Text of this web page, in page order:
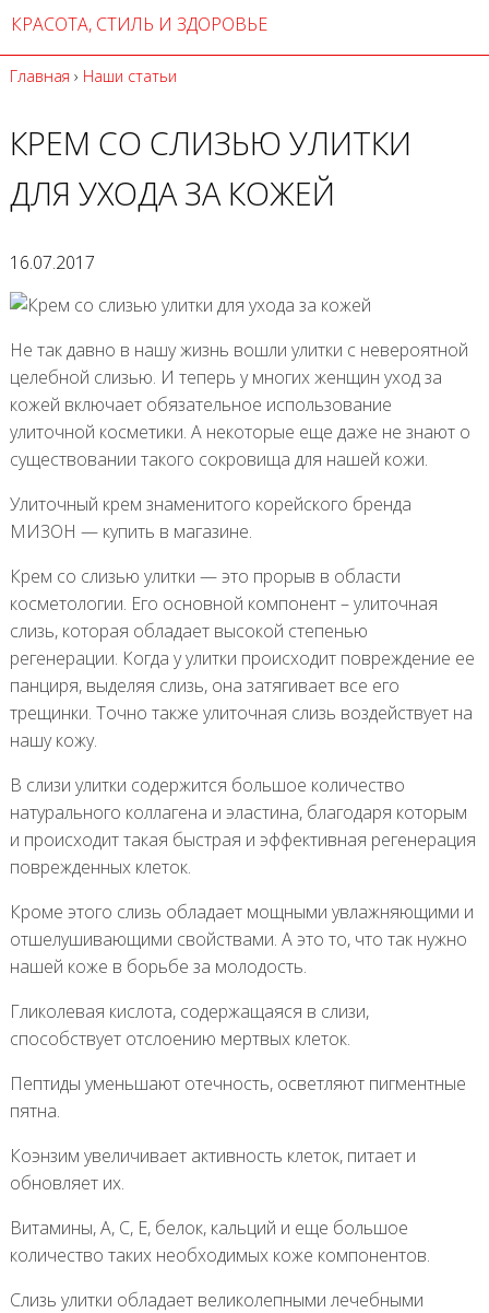
КРАСОТА, СТИЛЬ И ЗДОРОВЬЕ
Главная › Наши статьи
КРЕМ СО СЛИЗЬЮ УЛИТКИ
ДЛЯ УХОДА ЗА КОЖЕЙ
16.07.2017
Не так давно в нашу жизнь вошли улитки с невероятной
целебной слизью. И теперь у многих женщин уход за
кожей включает обязательное использование
улиточной косметики. А некоторые еще даже не знают о
существовании такого сокровища для нашей кожи.
Улиточный крем знаменитого корейского бренда
МИЗОН — купить в магазине.
Крем со слизью улитки — это прорыв в области
косметологии. Его основной компонент – улиточная
слизь, которая обладает высокой степенью
регенерации. Когда у улитки происходит повреждение ее
панциря, выделяя слизь, она затягивает все его
трещинки. Точно также улиточная слизь воздействует на
нашу кожу.
В слизи улитки содержится большое количество
натурального коллагена и эластина, благодаря которым
и происходит такая быстрая и эффективная регенерация
поврежденных клеток.
Кроме этого слизь обладает мощными увлажняющими и
отшелушивающими свойствами. А это то, что так нужно
нашей коже в борьбе за молодость.
Гликолевая кислота, содержащаяся в слизи,
способствует отслоению мертвых клеток.
Пептиды уменьшают отечность, осветляют пигментные
пятна.
Коэнзим увеличивает активность клеток, питает и
обновляет их.
Витамины, А, С, Е, белок, кальций и еще большое
количество таких необходимых коже компонентов.
Слизь улитки обладает великолепными лечебными